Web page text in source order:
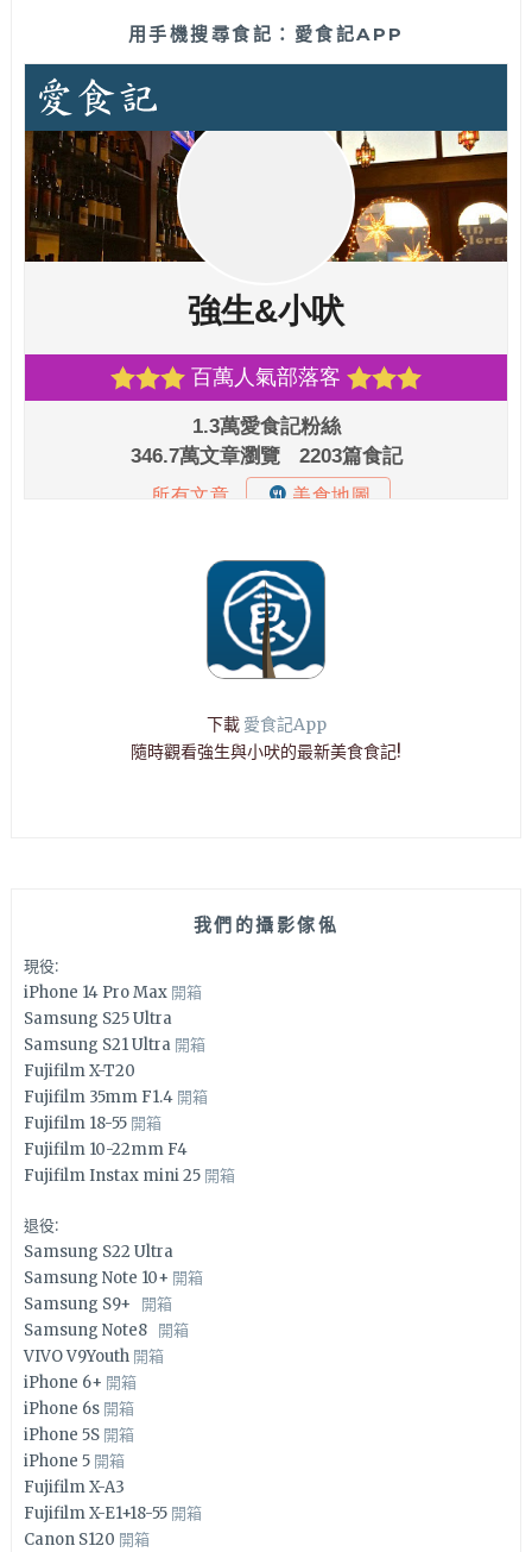
用手機搜尋食記：愛食記APP
下載 愛食記App
隨時觀看強生與小吠的最新美食食記!
我們的攝影傢俬
現役:
iPhone 14 Pro Max 開箱
Samsung S25 Ultra
Samsung S21 Ultra 開箱
Fujifilm X-T20
Fujifilm 35mm F1.4 開箱
Fujifilm 18-55 開箱
Fujifilm 10-22mm F4
Fujifilm Instax mini 25 開箱
退役:
Samsung S22 Ultra
Samsung Note 10+ 開箱
Samsung S9+ 開箱
Samsung Note8 開箱
VIVO V9Youth 開箱
iPhone 6+ 開箱
iPhone 6s 開箱
iPhone 5S 開箱
iPhone 5 開箱
Fujifilm X-A3
Fujifilm X-E1+18-55 開箱
Canon S120 開箱